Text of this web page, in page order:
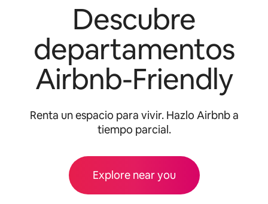
Descubre
departamentos
Airbnb-Friendly
Renta un espacio para vivir. Hazlo Airbnb a
tiempo parcial.
Explore near you